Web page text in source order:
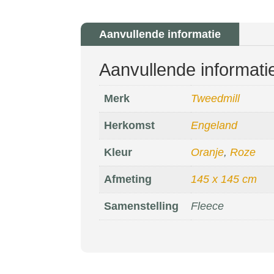
Aanvullende informatie
Aanvullende
Merk Tweedmill
Herkomst Engeland
Kleur Oranje, Roze
Afmeting 145 x 145 cm
Samenstelling Fleece